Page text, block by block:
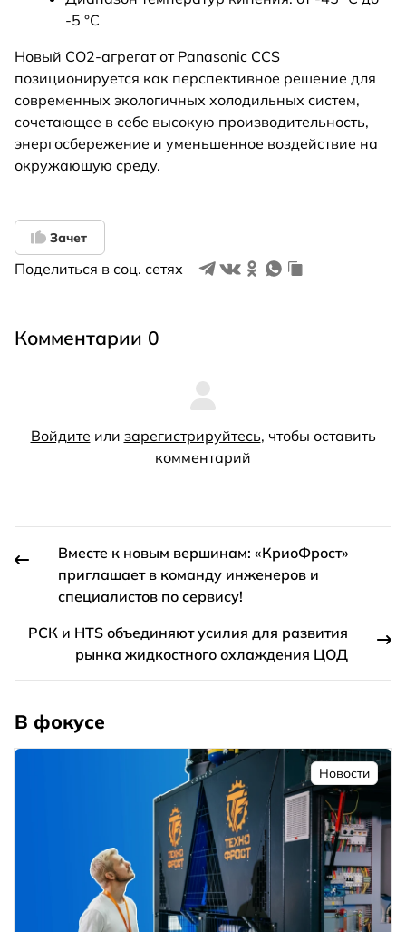
-5 °C
Новый CO2-агрегат от Panasonic CCS
позиционируется как перспективное решение для
современных экологичных холодильных систем,
сочетающее в себе высокую производительность,
энергосбережение и уменьшенное воздействие на
окружающую среду.
Зачет
Поделиться в соц. сетях
Комментарии 0
Войдите или зарегистрируйтесь, чтобы оставить
комментарий
Вместе к новым вершинам: «КриоФрост»
приглашает в команду инженеров и
специалистов по сервису!
РСК и HTS объединяют усилия для развития
рынка жидкостного охлаждения ЦОД
В фокусе
Новости